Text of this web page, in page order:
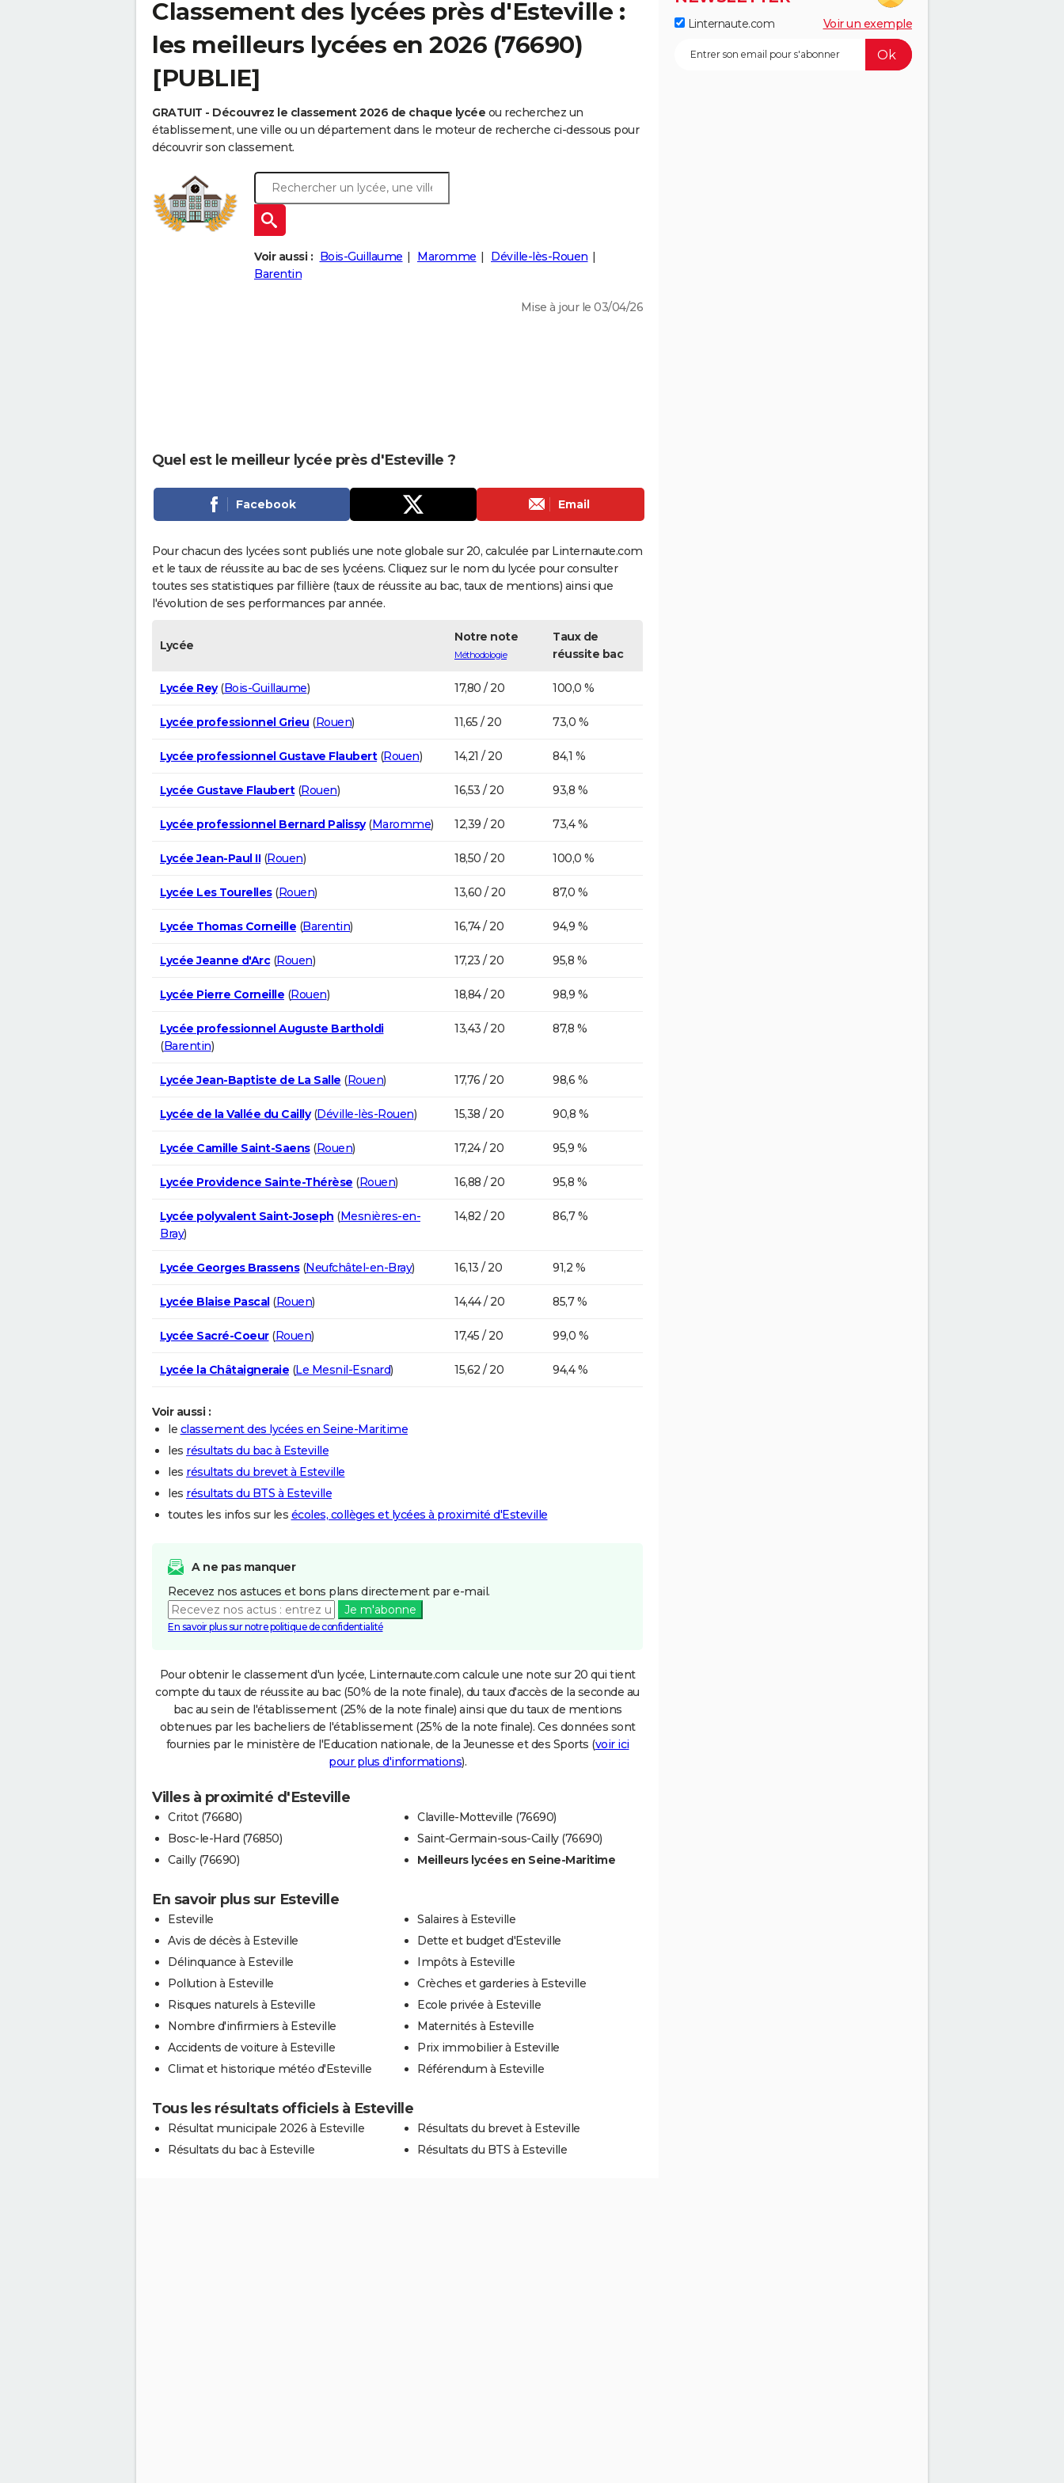
Classement des lycées près d'Esteville :
les meilleurs lycées en 2026 (76690)
[PUBLIE]
GRATUIT - Découvrez le classement 2026 de chaque lycée ou recherchez un
établissement, une ville ou un département dans le moteur de recherche ci-dessous pour
découvrir son classement.
Voir aussi : Bois-Guillaume Maromme
Déville-lès-Rouen
Barentin
Mise à jour le 03/04/26
Quel est le meilleur lycée près d'Esteville ?
Facebook Email
Pour chacun des lycées sont publiés une note globale sur 20, calculée par Linternaute.com
et le taux de réussite au bac de ses lycéens. Cliquez sur le nom du lycée pour consulter
toutes ses statistiques par fillière (taux de réussite au bac, taux de mentions) ainsi que
l'évolution de ses performances par année.
Lycée
Notre note
Méthodologie
Taux de
réussite bac
Lycée Rey(Bois-Guillaume) 17,80 / 20 100,0 %
Lycée professionnel Grieu (Rouen) 11,65 / 20 73,0 %
Lycée professionnel Gustave Flaubert(Rouen) 14,21 / 20 84,1 %
Lycée Gustave Flaubert(Rouen) 16,53 / 20 93,8 %
Lycée professionnel Bernard Palissy(Maromme) 12,39 / 20 73,4 %
Lycée Jean-Paul II(Rouen) 18,50 / 20 100,0 %
Lycée Les Tourelles(Rouen) 13,60 / 20 87,0 %
Lycée Thomas Corneille (Barentin) 16,74 / 20 94,9 %
Lycée Jeanne d'Arc(Rouen) 17,23 / 20 95,8 %
Lycée Pierre Corneille (Rouen) 18,84 / 20 98,9 %
Lycée professionnel Auguste Bartholdi
(Barentin)
13,43 / 20 87,8 %
Lycée Jean-Baptiste de La Salle (Rouen) 17,76 / 20 98,6 %
Lycée de la Vallée du Cailly(Déville-lès-Rouen) 15,38 / 20 90,8 %
Lycée Camille Saint-Saens(Rouen) 17,24 / 20 95,9 %
Lycée Providence Sainte-Thérèse (Rouen) 16,88 / 20 95,8 %
Lycée polyvalent Saint-Joseph (Mesnières-en-
Bray)
14,82 / 20 86,7 %
Lycée Georges Brassens(Neufchâtel-en-Bray) 16,13 / 20 91,2 %
Lycée Blaise Pascal(Rouen) 14,44 / 20 85,7 %
Lycée Sacré-Coeur(Rouen) 17,45 / 20 99,0 %
Lycée la Châtaigneraie (Le Mesnil-Esnard) 15,62 / 20 94,4 %
Voir aussi :
le classement des lycées en Seine-Maritime
les résultats du bac à Esteville
les résultats du brevet à Esteville
les résultats du BTS à Esteville
toutes les infos sur les écoles, collèges et lycées à proximité d'Esteville
A ne pas manquer
Recevez nos astuces et bons plans directement par e-mail.
Je m'abonne
En savoir plus sur notre politique de confidentialité
Pour obtenir le classement d'un lycée, Linternaute.com calcule une note sur 20 qui tient
compte du taux de réussite au bac (50% de la note finale), du taux d'accès de la seconde au
bac au sein de l'établissement (25% de la note finale) ainsi que du taux de mentions
obtenues par les bacheliers de l'établissement (25% de la note finale). Ces données sont
fournies par le ministère de l'Education nationale, de la Jeunesse et des Sports (voir ici
pour plus d'informations).
Villes à proximité d'Esteville
Critot (76680)
Bosc-le-Hard (76850)
Cailly (76690)
Claville-Motteville (76690)
Saint-Germain-sous-Cailly (76690)
Meilleurs lycées en Seine-Maritime
En savoir plus sur Esteville
Esteville
Avis de décès à Esteville
Délinquance à Esteville
Pollution à Esteville
Risques naturels à Esteville
Nombre d'infirmiers à Esteville
Accidents de voiture à Esteville
Climat et historique météo d'Esteville
Salaires à Esteville
Dette et budget d'Esteville
Impôts à Esteville
Crèches et garderies à Esteville
Ecole privée à Esteville
Maternités à Esteville
Prix immobilier à Esteville
Référendum à Esteville
Tous les résultats officiels à Esteville
Résultat municipale 2026 à Esteville
Résultats du bac à Esteville
Résultats du brevet à Esteville
Résultats du BTS à Esteville
Linternaute.com Voir un exemple